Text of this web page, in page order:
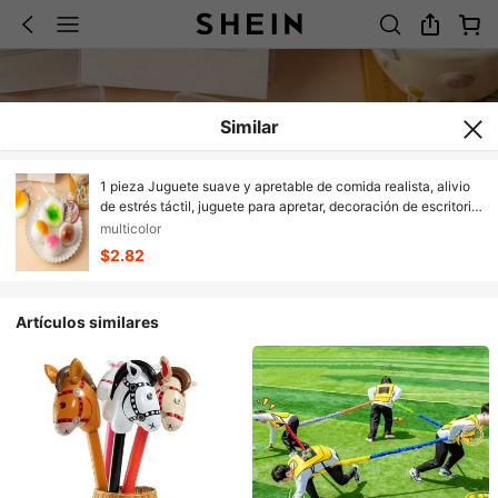
Similar
1 pieza Juguete suave y apretable de comida realista, alivio
de estrés táctil, juguete para apretar, decoración de escritorio,
regalo ideal para Navidad, Halloween y fiestas festivas
multicolor
$2.82
Artículos similares